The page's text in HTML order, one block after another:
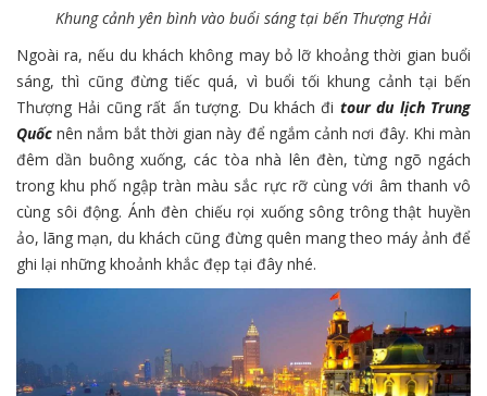
Khung cảnh yên bình vào buổi sáng tại bến Thượng Hải
Ngoài ra, nếu du khách không may bỏ lỡ khoảng thời gian buổi
sáng, thì cũng đừng tiếc quá, vì buổi tối khung cảnh tại bến
Thượng Hải cũng rất ấn tượng. Du khách đi tour du lịch Trung
Quốc nên nắm bắt thời gian này để ngắm cảnh nơi đây. Khi màn
đêm dần buông xuống, các tòa nhà lên đèn, từng ngõ ngách
trong khu phố ngập tràn màu sắc rực rỡ cùng với âm thanh vô
cùng sôi động. Ánh đèn chiếu rọi xuống sông trông thật huyền
ảo, lãng mạn, du khách cũng đừng quên mang theo máy ảnh để
ghi lại những khoảnh khắc đẹp tại đây nhé.